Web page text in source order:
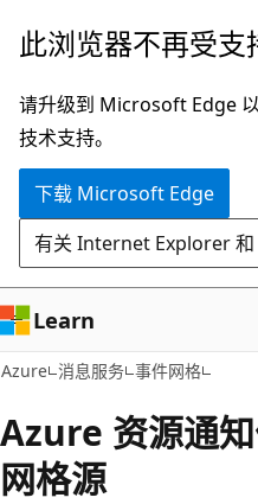
跳
主
要
内
此浏览器不再受支
请升级到 Microsoft Edge
技术支持。
下载 Microsoft Edge
有关 Internet Explorer
Learn
Azure 消息服务 事件网格
Azure 资源通
网格源